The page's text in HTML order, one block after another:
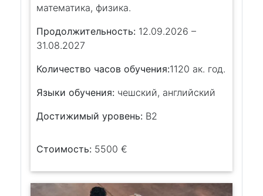
математика, физика.
Продолжительность: 12.09.2026 –
31.08.2027
Количество часов обучения:1120 ак. год.
Языки обучения: чешский, английский
Достижимый уровень: B2
Стоимость: 5500 €